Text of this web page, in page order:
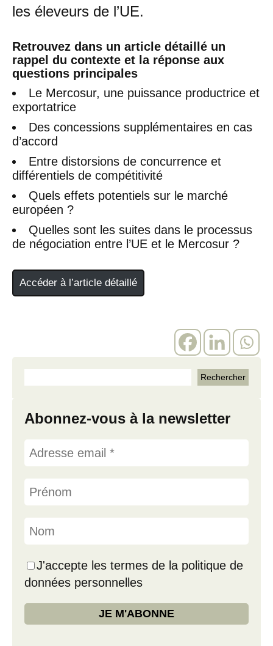
les éleveurs de l’UE.
Retrouvez dans un article détaillé un
rappel du contexte et la réponse aux
questions principales
Le Mercosur, une puissance productrice et
exportatrice
Des concessions supplémentaires en cas
d’accord
Entre distorsions de concurrence et
différentiels de compétitivité
Quels effets potentiels sur le marché
européen ?
Quelles sont les suites dans le processus
de négociation entre l’UE et le Mercosur ?
Accéder à l’article détaillé
Abonnez-vous à la newsletter
J'accepte les termes de la politique de
données personnelles